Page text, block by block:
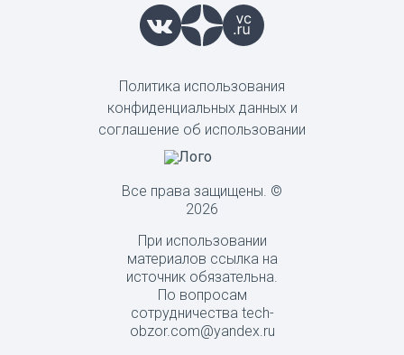
Все права защищены. ©
2026
При использовании
материалов ссылка на
источник обязательна.
По вопросам
сотрудничества tech-
obzor.com@yandex.ru
Политика использования
конфиденциальных данных и
соглашение об использовании